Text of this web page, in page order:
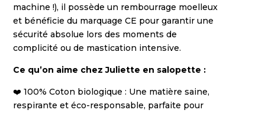
machine !), il possède un rembourrage moelleux
et bénéficie du marquage CE pour garantir une
sécurité absolue lors des moments de
complicité ou de mastication intensive.
Ce qu’on aime chez Juliette en salopette :
❤️ 100% Coton biologique : Une matière saine,
respirante et éco-responsable, parfaite pour